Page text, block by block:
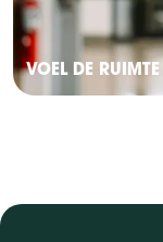
VOEL DE RUIMTE